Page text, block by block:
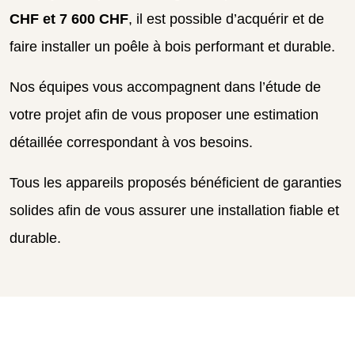
CHF et 7 600 CHF, il est possible d’acquérir et de
faire installer un poêle à bois performant et durable.
Nos équipes vous accompagnent dans l’étude de
votre projet afin de vous proposer une estimation
détaillée correspondant à vos besoins.
Tous les appareils proposés bénéficient de garanties
solides afin de vous assurer une installation fiable et
durable.